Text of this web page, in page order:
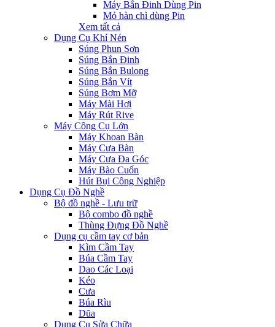
Máy Bắn Đinh Dùng Pin
Mỏ hàn chì dùng Pin
Xem tất cả
Dụng Cụ Khí Nén
Súng Phun Sơn
Súng Bắn Đinh
Súng Bắn Bulong
Súng Bắn Vít
Súng Bơm Mỡ
Máy Mài Hơi
Máy Rút Rive
Máy Công Cụ Lớn
Máy Khoan Bàn
Máy Cưa Bàn
Máy Cưa Đa Góc
Máy Bào Cuốn
Hút Bụi Công Nghiệp
Dụng Cụ Đồ Nghề
Bộ đồ nghề - Lưu trữ
Bộ combo đồ nghề
Thùng Đựng Đồ Nghề
Dụng cụ cầm tay cơ bản
Kìm Cầm Tay
Búa Cầm Tay
Dao Các Loại
Kéo
Cưa
Búa Rìu
Dũa
Dụng Cụ Sửa Chữa